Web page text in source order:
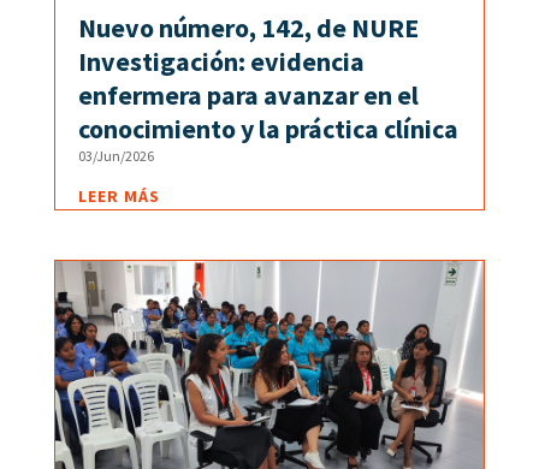
Nuevo número, 142, de NURE
Investigación: evidencia
enfermera para avanzar en el
conocimiento y la práctica clínica
03/Jun/2026
LEER MÁS